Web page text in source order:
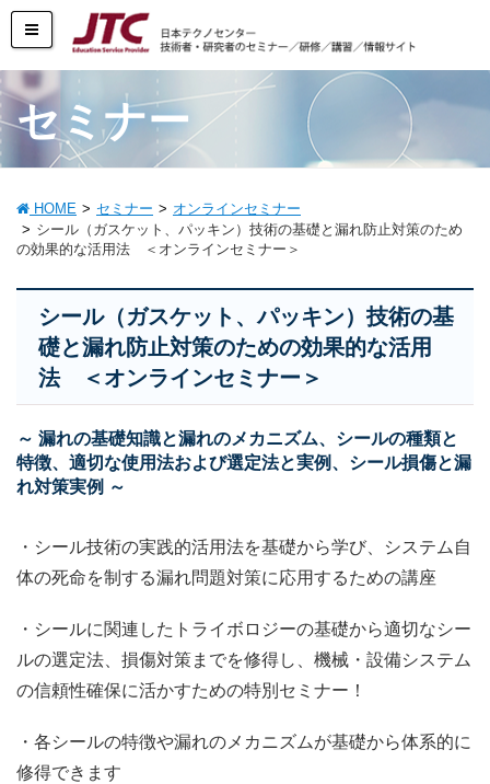
セミナー
HOME セミナー
オンラインセミナー
シール（ガスケット、パッキン）技術の基礎と漏れ防止対策のため
の効果的な活用法 ＜オンラインセミナー＞
シール（ガスケット、パッキン）技術の基
礎と漏れ防止対策のための効果的な活用
法 ＜オンラインセミナー＞
～ 漏れの基礎知識と漏れのメカニズム、シールの種類と
特徴、適切な使用法および選定法と実例、シール損傷と漏
れ対策実例 ～
・シール技術の実践的活用法を基礎から学び、システム自
体の死命を制する漏れ問題対策に応用するための講座
・シールに関連したトライボロジーの基礎から適切なシー
ルの選定法、損傷対策までを修得し、機械・設備システム
の信頼性確保に活かすための特別セミナー！
・各シールの特徴や漏れのメカニズムが基礎から体系的に
修得できます